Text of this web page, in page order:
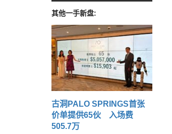
其他一手新盘:
古洞PALO SPRINGS首张
价单提供65伙 入场费
505.7万